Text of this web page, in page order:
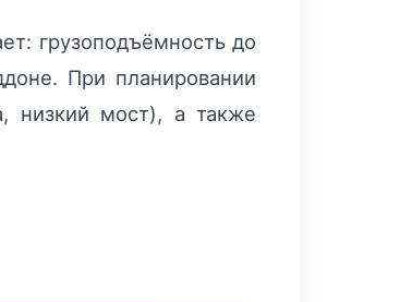
грузоподъёмность до
При планировании
низкий мост), а также